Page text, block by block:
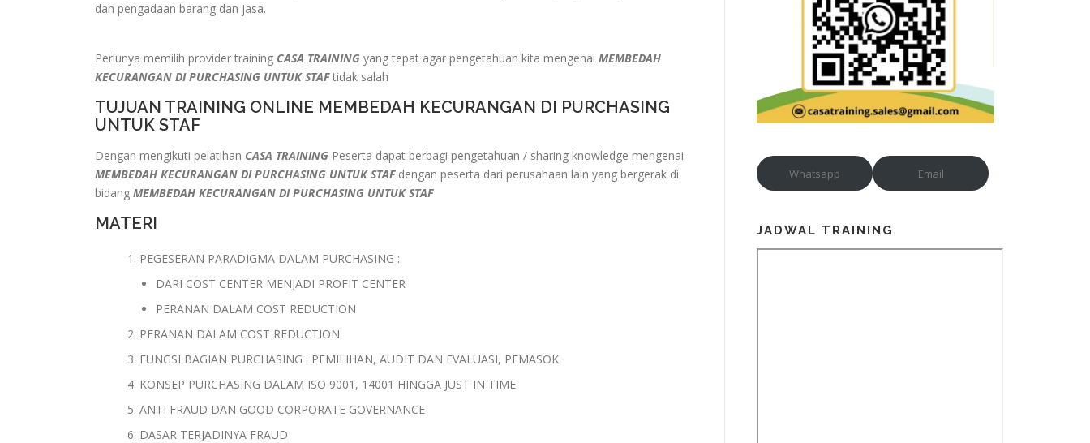
dan pengadaan barang dan jasa.
Perlunya memilih provider training CASA TRAINING yang tepat agar pengetahuan kita mengenai MEMBEDAH
KECURANGAN DI PURCHASING UNTUK STAFtidak salah
TUJUAN TRAINING ONLINE MEMBEDAH KECURANGAN DI PURCHASING
UNTUK STAF
Dengan mengikuti pelatihan CASA TRAINING Peserta dapat berbagi pengetahuan / sharing knowledge mengenai
MEMBEDAH KECURANGAN DI PURCHASING UNTUK STAF dengan peserta dari perusahaan lain yang bergerak di
bidang MEMBEDAH KECURANGAN DI PURCHASING UNTUK STAF
MATERI
PEGESERAN PARADIGMA DALAM PURCHASING :
DARI COST CENTER MENJADI PROFIT CENTER
PERANAN DALAM COST REDUCTION
PERANAN DALAM COST REDUCTION
FUNGSI BAGIAN PURCHASING : PEMILIHAN, AUDIT DAN EVALUASI, PEMASOK
KONSEP PURCHASING DALAM ISO 9001, 14001 HINGGA JUST IN TIME
ANTI FRAUD DAN GOOD CORPORATE GOVERNANCE
DASAR TERJADINYA FRAUD
Whatsapp Email
JADWAL TRAINING